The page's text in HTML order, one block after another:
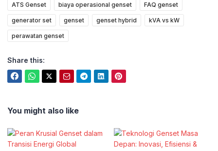
ATS Genset biaya operasional genset FAQ genset
generator set genset genset hybrid kVA vs kW
perawatan genset
Share this:
You might also like